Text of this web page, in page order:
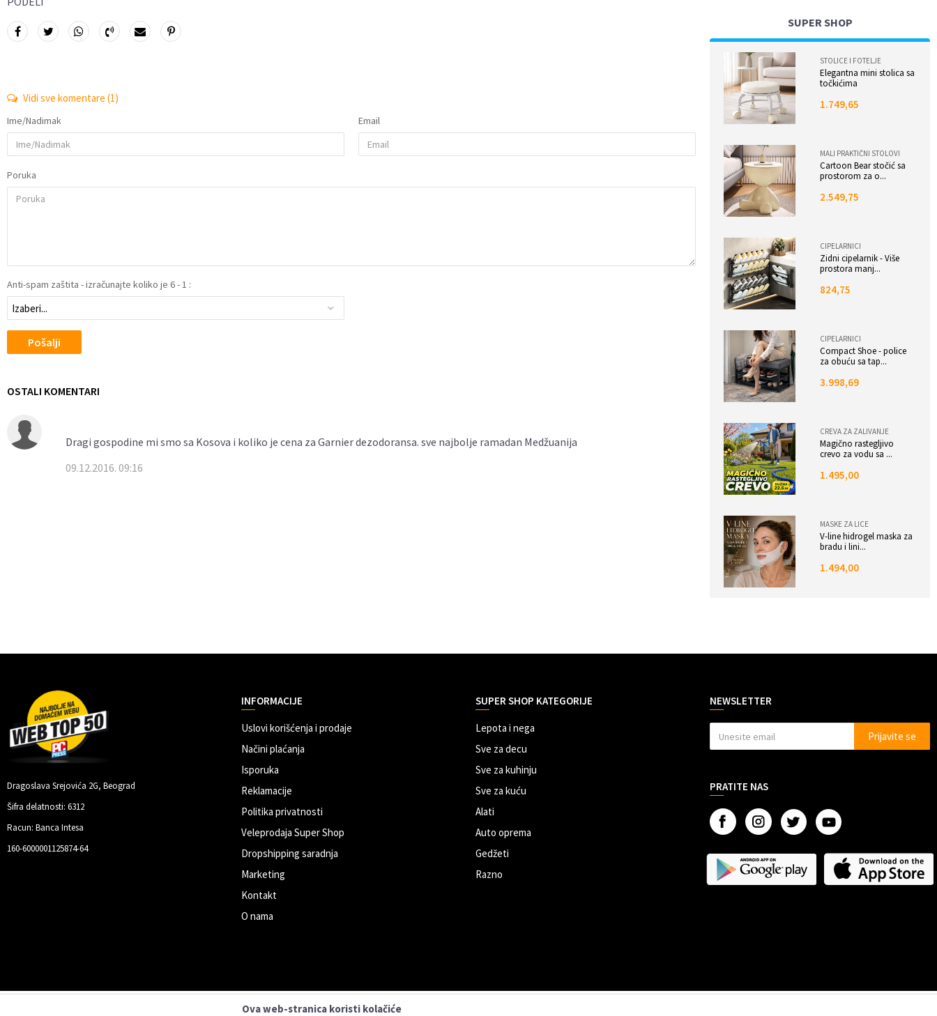
Vidi sve komentare (1)
Ime/Nadimak Email
Poruka
Anti-spam zaštita - izračunajte koliko je 6 - 1 :
Pošalji
OSTALI KOMENTARI
Dragi gospodine mi smo sa Kosova i koliko je cena za Garnier dezodoransa. sve najbolje ramadan Medžuanija
09.12.2016. 09:16
SUPER SHOP
STOLICE I FOTELJE
Elegantna mini stolica sa
točkićima
1.749,65
MALI PRAKTIČNI STOLOVI
Cartoon Bear stočić sa
prostorom za o...
2.549,75
CIPELARNICI
Zidni cipelarnik - Više
prostora manj...
824,75
CIPELARNICI
Compact Shoe - police
za obuću sa tap...
3.998,69
CREVA ZA ZALIVANJE
Magično rastegljivo
crevo za vodu sa ...
1.495,00
MASKE ZA LICE
V-line hidrogel maska za
bradu i lini...
1.494,00
Dragoslava Srejovića 2G, Beograd
Šifra delatnosti: 6312
Racun: Banca Intesa
160-6000001125874-64
INFORMACIJE
Uslovi korišćenja i prodaje
Načini plaćanja
Isporuka
Reklamacije
Politika privatnosti
Veleprodaja Super Shop
Dropshipping saradnja
Marketing
Kontakt
O nama
SUPER SHOP KATEGORIJE
Lepota i nega
Sve za decu
Sve za kuhinju
Sve za kuću
Alati
Auto oprema
Gedžeti
Razno
NEWSLETTER
Prijavite se
PRATITE NAS
Ova web-stranica koristi kolačiće